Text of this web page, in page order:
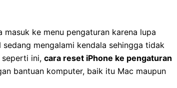
ke menu pengaturan karena lupa
mengalami kendala sehingga tidak
seperti ini, cara reset iPhone ke pengaturan
bantuan komputer, baik itu Mac maupun